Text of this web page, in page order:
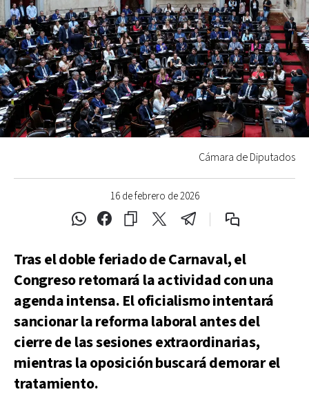
16 de febrero de 2026
Cámara de Diputados
Tras el doble feriado de Carnaval, el
Congreso retomará la actividad con una
agenda intensa. El oficialismo intentará
sancionar la reforma laboral antes del
cierre de las sesiones extraordinarias,
mientras la oposición buscará demorar el
tratamiento.